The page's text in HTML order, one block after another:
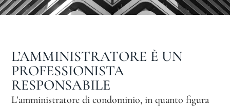
L’AMMINISTRATORE È UN
PROFESSIONISTA
RESPONSABILE
L’amministratore di condominio, in quanto figura